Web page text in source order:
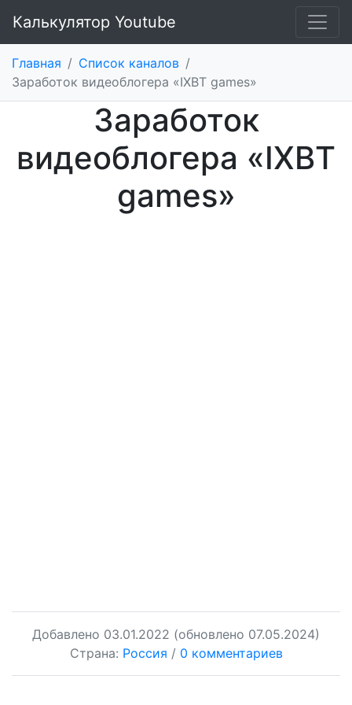
Калькулятор Youtube
Главная / Список каналов /
Заработок видеоблогера «IXBT games»
Заработок
видеоблогера «IXBT
games»
Добавлено 03.01.2022 (обновлено 07.05.2024)
Страна: Россия / 0 комментариев